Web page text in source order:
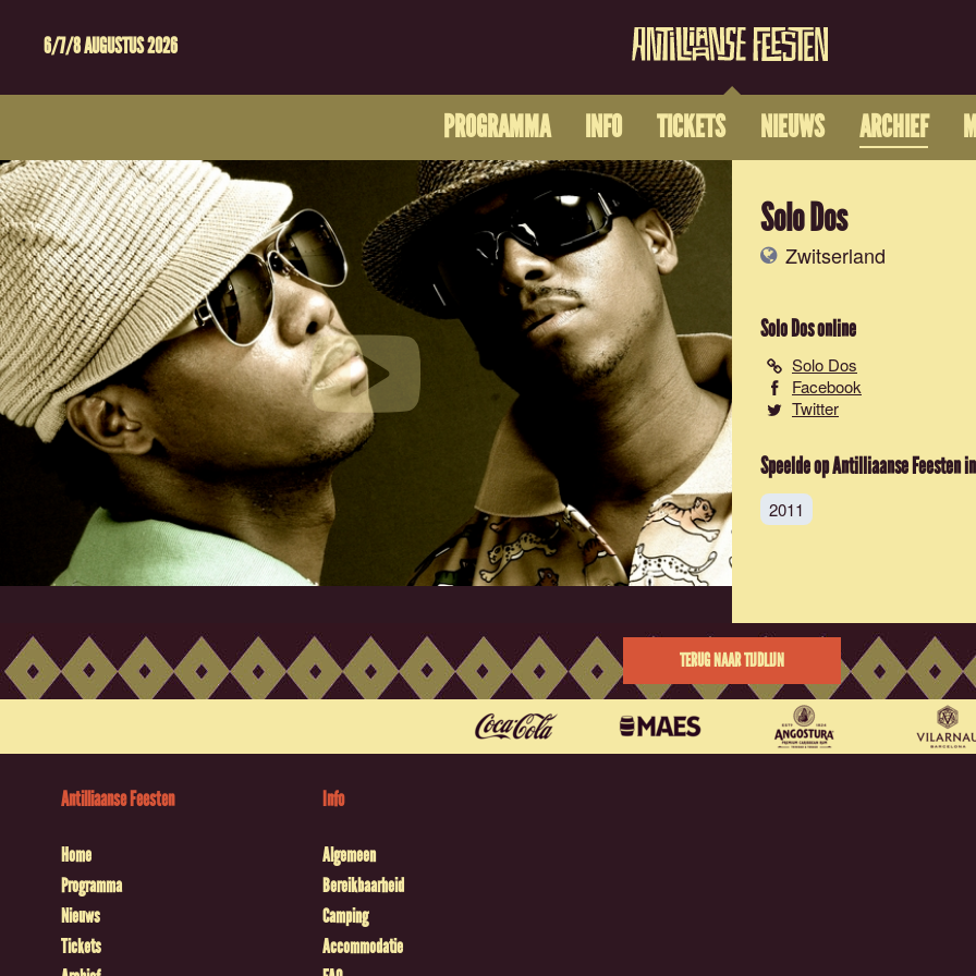
6/7/8 AUGUSTUS 2026
PROGRAMMA INFO TICKETS NIEUWS ARCHIEF
Solo Dos
Zwitserland
Solo Dosonline
Solo Dos
Facebook
Twitter
Speelde op Antilliaanse Feesten in
2011
TERUG NAAR TIJDLIJN
Antilliaanse Feesten
Home
Programma
Nieuws
Tickets
Info
Algemeen
Bereikbaarheid
Camping
Accommodatie